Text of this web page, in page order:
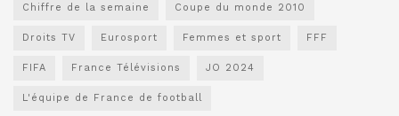
Chiffre de la semaine Coupe du monde 2010
Droits TV Eurosport Femmes et sport FFF
FIFA France Télévisions JO 2024
L'équipe de France de football